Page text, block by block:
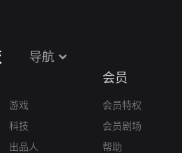
导航
游戏
科技
出品人
会员
会员特权
会员剧场
帮助